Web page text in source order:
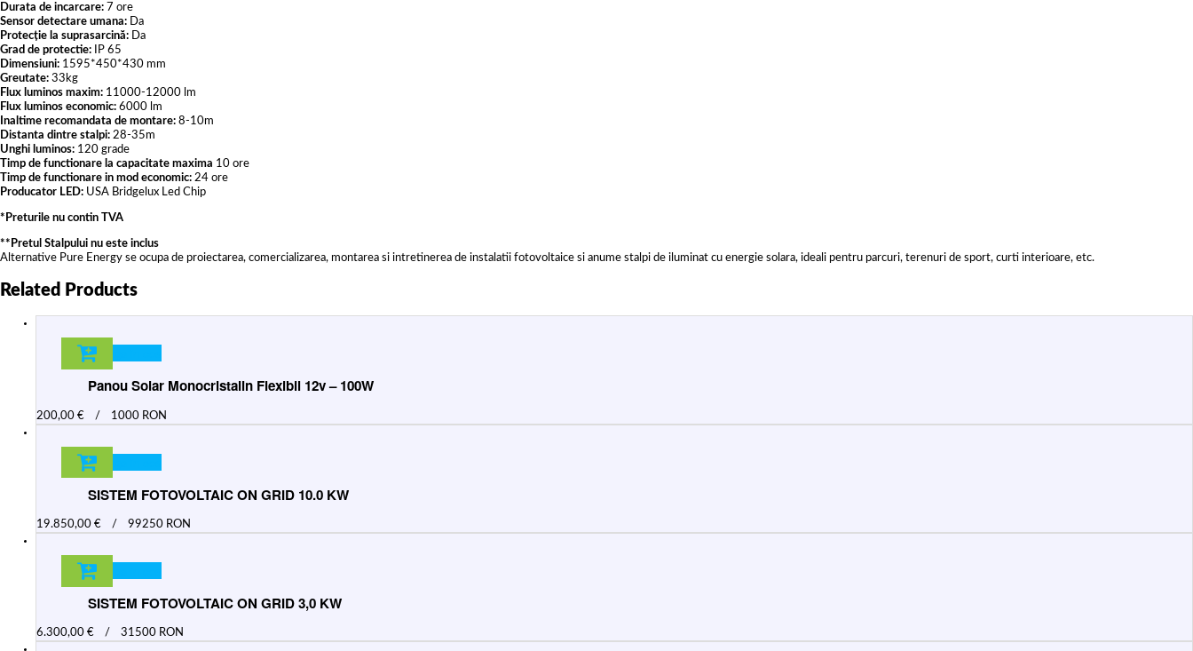
Durata de incarcare: 7 ore
Sensor detectare umana: Da
Protecție la suprasarcină: Da
Grad de protectie: IP 65
Dimensiuni: 1595*450*430 mm
Greutate: 33kg
Flux luminos maxim: 11000-12000 lm
Flux luminos economic: 6000 lm
Inaltime recomandata de montare: 8-10m
Distanta dintre stalpi: 28-35m
Unghi luminos: 120 grade
Timp de functionare la capacitate maxima 10 ore
Timp de functionare in mod economic: 24 ore
Producator LED: USA Bridgelux Led Chip
*Preturile nu contin TVA
**Pretul Stalpului nu este inclus
Alternative Pure Energy se ocupa de proiectarea, comercializarea, montarea si intretinerea de instalatii fotovoltaice si anume stalpi de iluminat cu energie solara, ideali pentru parcuri, terenuri de sport, curti interioare, etc.
Related Products
Adauga in cos
Panou Solar Monocristalin Flexibil 12v – 100W
200,00 € / 1000 RON
Adauga in cos
SISTEM FOTOVOLTAIC ON GRID 10.0 KW
19.850,00 € / 99250 RON
Adauga in cos
SISTEM FOTOVOLTAIC ON GRID 3,0 KW
6.300,00 € / 31500 RON